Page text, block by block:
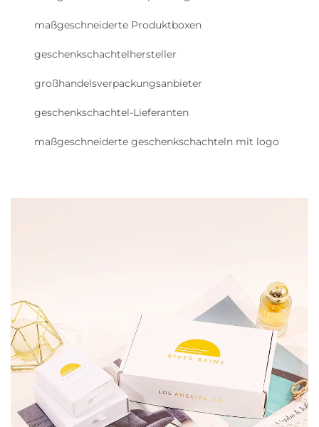
maßgeschneiderte Produktboxen
geschenkschachtelhersteller
großhandelsverpackungsanbieter
geschenkschachtel-Lieferanten
maßgeschneiderte geschenkschachteln mit logo